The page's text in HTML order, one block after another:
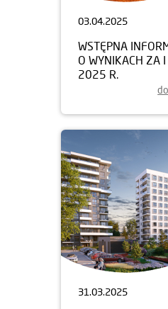
03.04.2025
WSTĘPNA
O WYNIKACH ZA I
2025 R.
31.03.2025